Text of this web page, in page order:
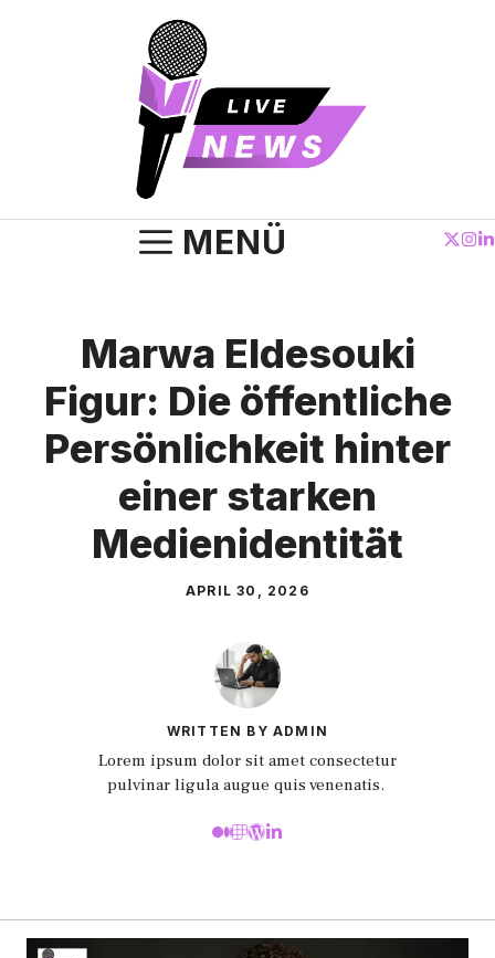
MENÜ
Marwa Eldesouki
Figur: Die öffentliche
Persönlichkeit hinter
einer starken
Medienidentität
APRIL 30, 2026
WRITTEN BY ADMIN
Lorem ipsum dolor sit amet consectetur
pulvinar ligula augue quis venenatis.